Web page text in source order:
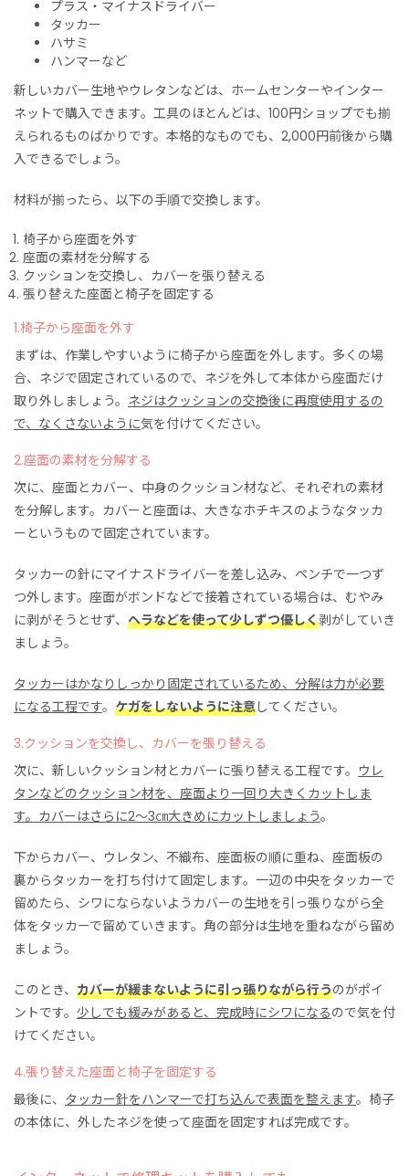
プラス・マイナスドライバー
タッカー
ハサミ
ハンマーなど
新しいカバー生地やウレタンなどは、ホームセンターやインター
ネットで購入できます。工具のほとんどは、100円ショップでも揃
えられるものばかりです。本格的なものでも、2,000円前後から購
入できるでしょう。
材料が揃ったら、以下の手順で交換します。
椅子から座面を外す
座面の素材を分解する
クッションを交換し、カバーを張り替える
張り替えた座面と椅子を固定する
1.椅子から座面を外す
まずは、作業しやすいように椅子から座面を外します。多くの場
合、ネジで固定されているので、ネジを外して本体から座面だけ
取り外しましょう。 ネジはクッションの交換後に再度使用するの
で、なくさないように気を付けてください。
2.座面の素材を分解する
次に、座面とカバー、中身のクッション材など、それぞれの素材
を分解します。カバーと座面は、大きなホチキスのようなタッカ
ーというもので固定されています。
タッカーの針にマイナスドライバーを差し込み、ペンチで一つず
つ外します。座面がボンドなどで接着されている場合は、むやみ
に剥がそうとせず、 ヘラなどを使って少しずつ優しく剥がしていき
ましょう。
タッカーはかなりしっかり固定されているため、分解は力が必要
になる工程です。 ケガをしないように注意してください。
3.クッションを交換し、カバーを張り替える
次に、新しいクッション材とカバーに張り替える工程です。 ウレ
タンなどのクッション材を、座面より一回り大きくカットしま
す。カバーはさらに2～3㎝大きめにカットしましょう。
下からカバー、ウレタン、不織布、座面板の順に重ね、座面板の
裏からタッカーを打ち付けて固定します。一辺の中央をタッカーで
留めたら、シワにならないようカバーの生地を引っ張りながら全
体をタッカーで留めていきます。角の部分は生地を重ねながら留め
ましょう。
このとき、 カバーが緩まないように引っ張りながら行うのがポイ
ントです。 少しでも緩みがあると、完成時にシワになるので気を付
けてください。
4.張り替えた座面と椅子を固定する
最後に、 タッカー針をハンマーで打ち込んで表面を整えます。椅子
の本体に、外したネジを使って座面を固定すれば完成です。